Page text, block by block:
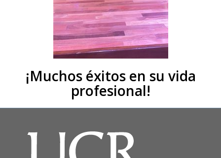
¡Muchos éxitos en su vida
profesional!